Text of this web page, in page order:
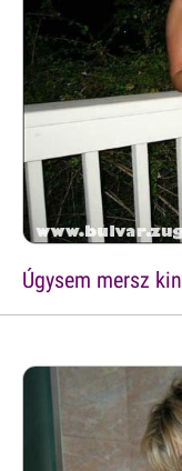
Úgysem mersz